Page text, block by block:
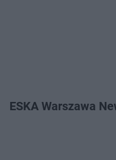
ESKA Warszawa